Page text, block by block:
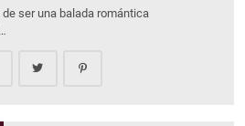
ser una balada romántica